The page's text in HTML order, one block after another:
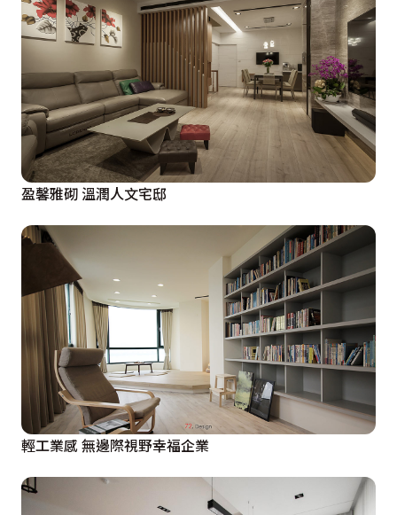
盈馨雅砌 溫潤人文宅邸
輕工業感 無邊際視野幸福企業